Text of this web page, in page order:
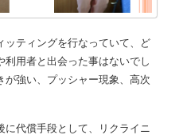
ッティングを行なっていて、ど
利用者と出会った事はないでし
が強い、プッシャー現象、高次
代償手段として、リクライニ